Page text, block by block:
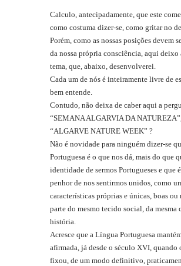
Calculo, antecipadamente, que este
como costuma dizer-se, como gritar no
Porém, como as nossas posições devem
da nossa própria consciência, aqui deixo
tema, que, abaixo, desenvolverei.
Cada um de nós é inteiramente livre de
bem entende.
Contudo, não deixa de caber aqui a
“SEMANA ALGARVIA DA
“ALGARVE NATURE WEEK” ?
Não é novidade para ninguém dizer-se
Portuguesa é o que nos dá, mais do que
identidade de sermos Portugueses e que
penhor de nos sentirmos unidos, como
características próprias e únicas, boas ou
parte do mesmo tecido social, da mesma
história.
Acresce que a Língua Portuguesa
afirmada, já desde o século XVI, quando
fixou, de um modo definitivo,